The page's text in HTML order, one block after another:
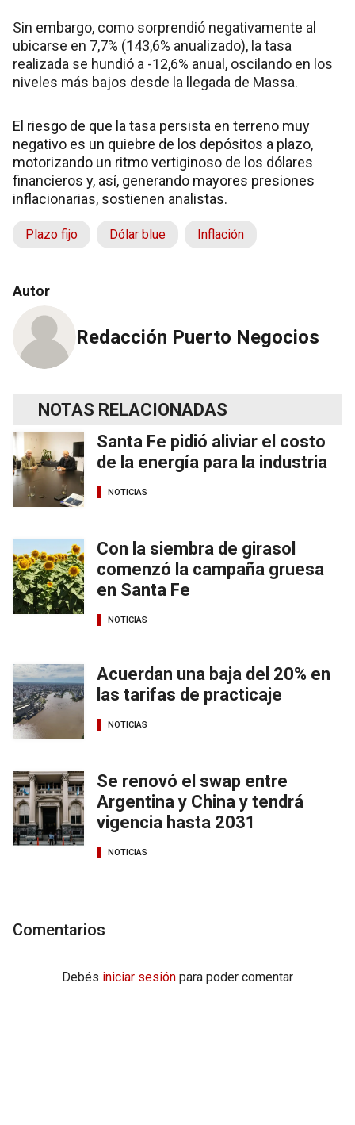
Sin embargo, como sorprendió negativamente al
ubicarse en 7,7% (143,6% anualizado), la tasa
realizada se hundió a -12,6% anual, oscilando en los
niveles más bajos desde la llegada de Massa.
El riesgo de que la tasa persista en terreno muy
negativo es un quiebre de los depósitos a plazo,
motorizando un ritmo vertiginoso de los dólares
financieros y, así, generando mayores presiones
inflacionarias, sostienen analistas.
Plazo fijo Dólar blue Inflación
Autor
Redacción Puerto Negocios
NOTAS RELACIONADAS
Santa Fe pidió aliviar el costo
de la energía para la industria
NOTICIAS
Con la siembra de girasol
comenzó la campaña gruesa
en Santa Fe
NOTICIAS
Acuerdan una baja del 20% en
las tarifas de practicaje
NOTICIAS
Se renovó el swap entre
Argentina y China y tendrá
vigencia hasta 2031
NOTICIAS
Comentarios
Debés iniciar sesión para poder comentar